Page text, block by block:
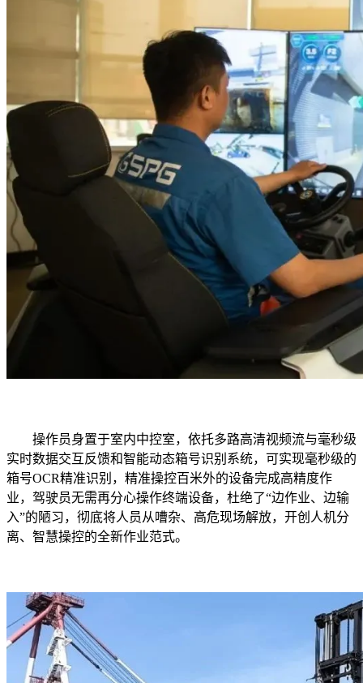
操作员身置于室内中控室，依托多路高清视频流与毫秒级
实时数据交互反馈和智能动态箱号识别系统，可实现毫秒级的
箱号OCR精准识别，精准操控百米外的设备完成高精度作
业，驾驶员无需再分心操作终端设备，杜绝了“边作业、边输
入”的陋习，彻底将人员从嘈杂、高危现场解放，开创人机分
离、智慧操控的全新作业范式。